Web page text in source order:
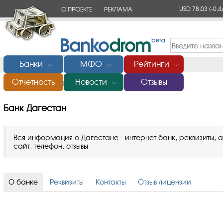
О ПРОЕКТЕ РЕКЛАМА USD 78,03(-
Банки ﹀ МФО ﹀ Рейтинги ﹀
Отчетность Новости ﹀ Отзывы
Главная/Банки России/Банк Дагестан
Банк Дагестан
Вся информация о Дагестане - интернет банк, реквизиты,
сайт, телефон, отзывы
О банке Реквизиты Контакты Отзыв лицензии